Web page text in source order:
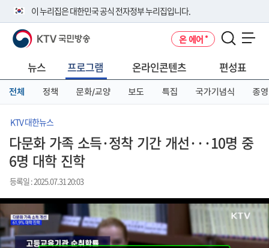
이 누리집은 대한민국 공식 전자정부 누리집입니다.
공식 누리집 주소 확인하기
니다.
이밖에 or.kr 또는 .kr등 다른 도메인 주소를 사용하고 있다면 아래 URL에
서 도메인 주소를 확인해 보세요
KTV 국민방송 온 에어
뉴스 프로그램 온라인콘텐츠 편성표
전체 정책 문화/교양 보도 특집 국가기념식 종영
KTV 대한뉴스
다문화 가족 소득·정착 기간 개선···10명 중
6명 대학 진학
등록일 : 2025.07.31 20:03